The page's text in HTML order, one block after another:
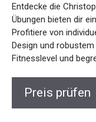
Entdecke die
Übungen bieten dir
Profitiere von
Design und
Fitnesslevel und
Preis prüfen